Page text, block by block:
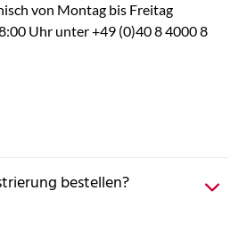
von Montag bis Freitag
Uhr unter +49 (0)40 8 4000 8
bestellen?